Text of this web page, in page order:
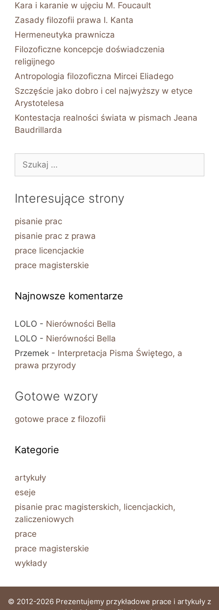
Kara i karanie w ujęciu M. Foucault
Zasady filozofii prawa I. Kanta
Hermeneutyka prawnicza
Filozoficzne koncepcje doświadczenia
religijnego
Antropologia filozoficzna Mircei Eliadego
Szczęście jako dobro i cel najwyższy w etyce
Arystotelesa
Kontestacja realności świata w pismach Jeana
Baudrillarda
Szukaj:
Interesujące strony
pisanie prac
pisanie prac z prawa
prace licencjackie
prace magisterskie
Najnowsze komentarze
LOLO - Nierówności Bella
LOLO - Nierówności Bella
Przemek - Interpretacja Pisma Świętego, a
prawa przyrody
Gotowe wzory
gotowe prace z filozofii
Kategorie
artykuły
eseje
pisanie prac magisterskich, licencjackich,
zaliczeniowych
prace
prace magisterskie
wykłady
© 2012-2026 Prezentujemy przykładowe prace i artykuły z